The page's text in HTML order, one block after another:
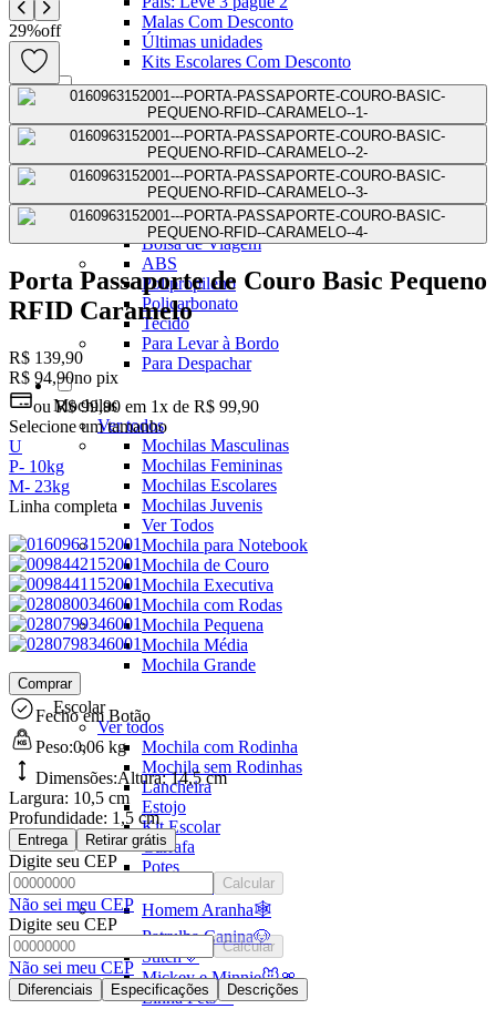
Malas Com Desconto
Últimas unidades
Kits Escolares Com Desconto
malas
Ver todos
Mala de bordo (8 a 10 kg)
Mala Pequena (10 kg)
Mala Média (23 kg)
Mala Grande (32 kg)
Conjunto de Malas
Bolsa de Viagem
ABS
Polipropileno
Policarbonato
Tecido
Para Levar à Bordo
Para Despachar
Mochilas
Ver todos
Mochilas Masculinas
Mochilas Femininas
Mochilas Escolares
Mochilas Juvenis
Ver Todos
Mochila para Notebook
Mochila de Couro
Mochila Executiva
Mochila com Rodas
Mochila Pequena
Mochila Média
Mochila Grande
Escolar
Ver todos
Mochila com Rodinha
Mochila sem Rodinhas
Lancheira
Estojo
Kit Escolar
Garrafa
Potes
Homem Aranha🕸️
Patrulha Canina🐶
Stitch💜
Mickey e Minnie🐭🎀
Linha Pets🐾
29%off
Porta Passaporte de Couro Basic Pequeno
RFID Caramelo
R$ 139,90
R$ 94,90no pix
ouR$ 99,90 em 1x de R$ 99,90
Selecione um tamanho
U
P- 10kg
M- 23kg
Linha completa
Comprar
Fecho em Botão
Peso:0,06 kg
Dimensões:Altura: 14,5 cm
Largura: 10,5 cm
Profundidade: 1,5 cm
Entrega Retirar grátis
Digite seu CEP
Calcular
Não sei meu CEP
Digite seu CEP
Calcular
Não sei meu CEP
Diferenciais Especificações Descrições